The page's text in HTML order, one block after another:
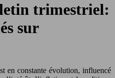
trimestriel:
sur
en constante évolution, influencé